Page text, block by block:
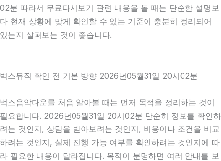
02분 따라서 무료다시보기 관련 내용을 볼 때는 단순한 설명보
다 현재 상황에 맞게 확인할 수 있는 기준이 충분히 정리되어
있는지 살펴보는 것이 좋습니다.
벅스뮤직 확인 전 기본 방향 2026년05월31일 20시02분
벅스음악다운를 처음 알아볼 때는 먼저 목적을 정리하는 것이
필요합니다. 2026년05월31일 20시02분 단순히 정보를 확인하
려는 것인지, 상담을 받아보려는 것인지, 비용이나 조건을 비교
하려는 것인지, 실제 진행 가능 여부를 확인하려는 것인지에 따
라 필요한 내용이 달라집니다. 목적이 분명하면 여러 안내를 보